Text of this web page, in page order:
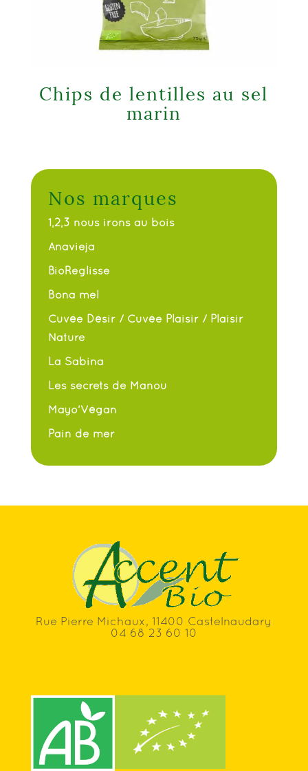
Chips de lentilles au sel
marin
Nos marques
1,2,3 nous irons au bois
Anavieja
BioReglisse
Bona mel
Cuvée Désir / Cuvée Plaisir / Plaisir
Nature
La Sabina
Les secrets de Manou
Mayo’Végan
Pain de mer
Rue Pierre Michaux, 11400 Castelnaudary
04 68 23 60 10